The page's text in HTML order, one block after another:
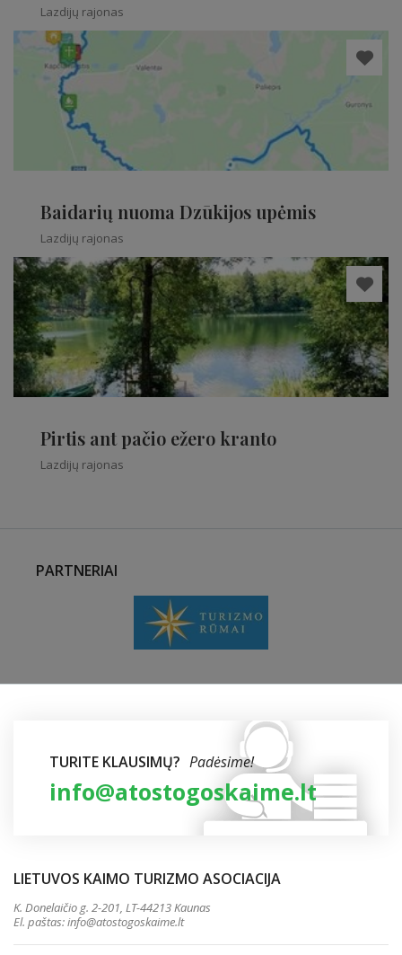
Lazdijų rajonas
Baidarių nuoma Dzūkijos upėmis
Lazdijų rajonas
Pirtis ant pačio ežero kranto
Lazdijų rajonas
PARTNERIAI
TURITE KLAUSIMŲ? Padėsime!
info@atostogoskaime.lt
LIETUVOS KAIMO TURIZMO ASOCIACIJA
K. Donelaičio g. 2-201, LT-44213 Kaunas
El. paštas:info@atostogoskaime.lt